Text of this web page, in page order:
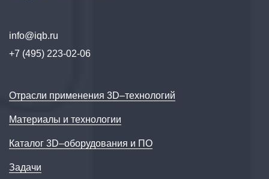
info@iqb.ru
+7 (495) 223-02-06
Отрасли применения 3D–технологий
Материалы и технологии
Каталог 3D–оборудования и ПО
Задачи